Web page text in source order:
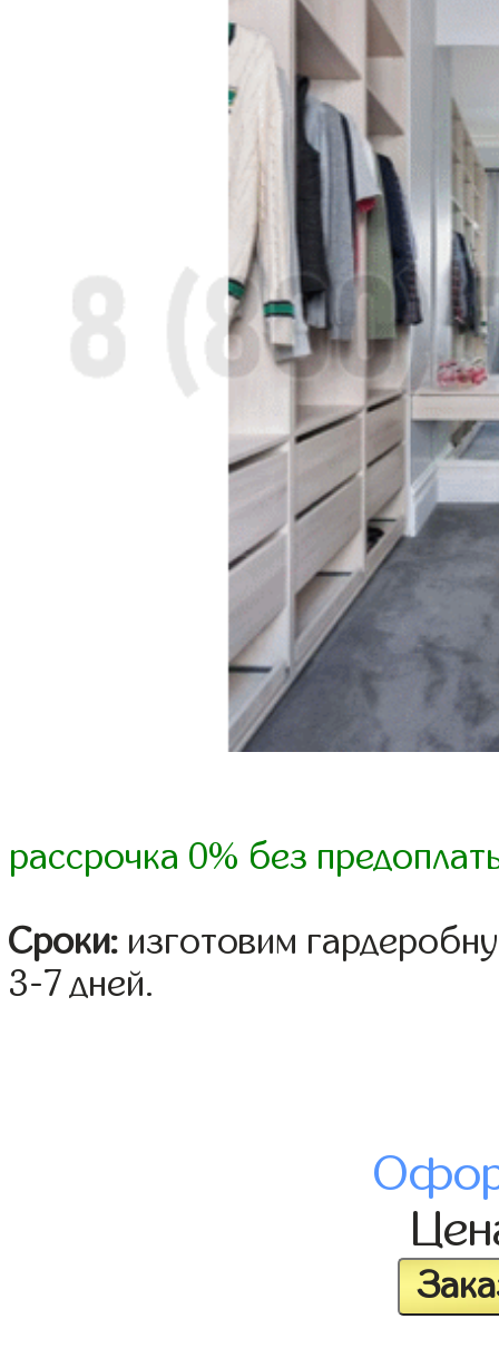
рассрочка 0% без
Сроки: изготовим
3-7 дней.